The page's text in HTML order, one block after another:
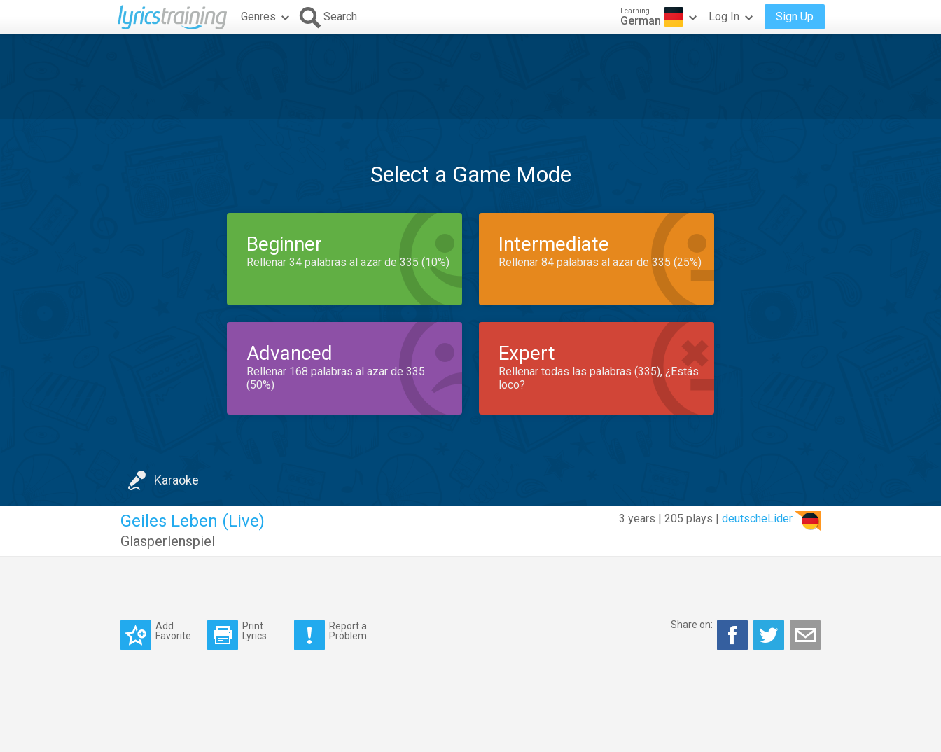
Genres Search Learning
German Log In Sign Up
Select a Game Mode
Beginner
Rellenar 34 palabras al azar de 335 (10%)
Intermediate
Rellenar 84 palabras al azar de 335 (25%)
Advanced
Rellenar 168 palabras al azar de 335
(50%)
Expert
Rellenar todas las palabras (335), ¿Estás
loco?
Karaoke
3 years | 205 plays | deutscheLider
Geiles Leben (Live)
Glasperlenspiel
Add
Favorite
Print
Lyrics
Report a
Problem
Share on: